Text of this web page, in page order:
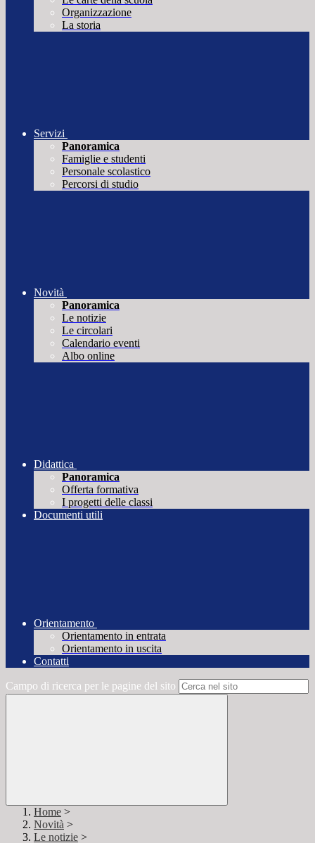
Organizzazione
La storia
Servizi
Panoramica
Famiglie e studenti
Personale scolastico
Percorsi di studio
Novità
Panoramica
Le notizie
Le circolari
Calendario eventi
Albo online
Didattica
Panoramica
Offerta formativa
I progetti delle classi
Documenti utili
Orientamento
Orientamento in entrata
Orientamento in uscita
Contatti
Campo di ricerca per le pagine del sito
Home >
Novità >
Le notizie >